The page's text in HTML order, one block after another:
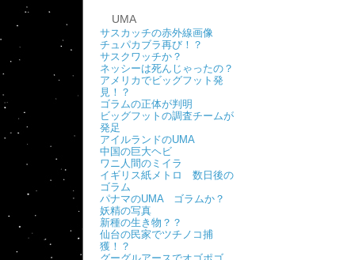
UMA
サスカッチの赤外線画像
チュパカブラ再び！？
サスクワッチか？
ネッシーは死んじゃったの？
アメリカでビッグフット発
見！？
ゴラムの正体が判明
ビッグフットの調査チームが
発足
アイルランドのUMA
中国の巨大ヘビ
ワニ人間のミイラ
イギリス紙メトロ 数日後の
ゴラム
パナマのUMA ゴラムか？
妖精の写真
新種の生き物？？
仙台の民家でツチノコ捕
獲！？